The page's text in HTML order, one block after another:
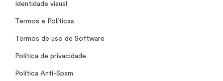
Identidade visual
Termos e Políticas
Termos de uso de Software
Política de privacidade
Política Anti-Spam